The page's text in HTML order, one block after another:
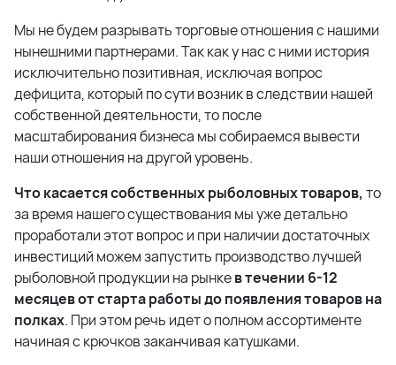
Мы не будем разрывать торговые отношения с нашими
нынешними партнерами. Так как у нас с ними история
исключительно позитивная, исключая вопрос
дефицита, который по сути возник в следствии нашей
собственной деятельности, то после
масштабирования бизнеса мы собираемся вывести
наши отношения на другой уровень.
Что касается собственных рыболовных товаров, то
за время нашего существования мы уже детально
проработали этот вопрос и при наличии достаточных
инвестиций можем запустить производство лучшей
рыболовной продукции на рынкев течении 6-12
месяцев от старта работы до появления товаров на
полках. При этом речь идет о полном ассортименте
начиная с крючков заканчивая катушками.